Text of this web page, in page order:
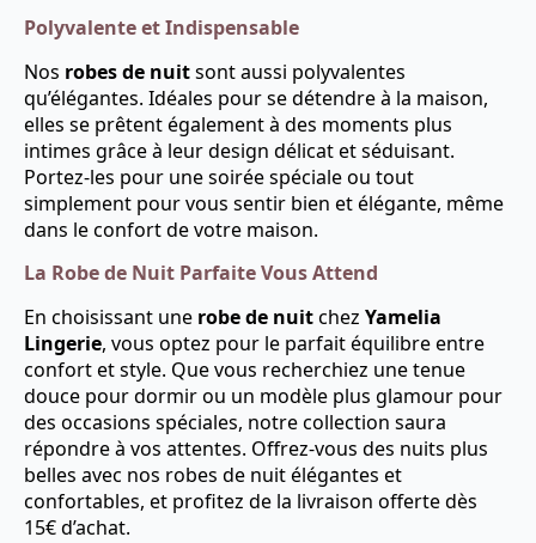
Polyvalente et Indispensable
Nos robes de nuitsont aussi polyvalentes
qu’élégantes. Idéales pour se détendre à la maison,
elles se prêtent également à des moments plus
intimes grâce à leur design délicat et séduisant.
Portez-les pour une soirée spéciale ou tout
simplement pour vous sentir bien et élégante, même
dans le confort de votre maison.
La Robe de Nuit Parfaite Vous Attend
En choisissant une robe de nuitchez Yamelia
Lingerie, vous optez pour le parfait équilibre entre
confort et style. Que vous recherchiez une tenue
douce pour dormir ou un modèle plus glamour pour
des occasions spéciales, notre collection saura
répondre à vos attentes. Offrez-vous des nuits plus
belles avec nos robes de nuit élégantes et
confortables, et profitez de la livraison offerte dès
15€ d’achat.